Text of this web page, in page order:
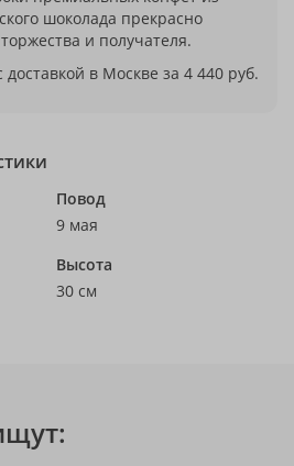
шоколада прекрасно
и получателя.
доставкой в Москве за 4 440 руб.
Повод
9 мая
Высота
30 см